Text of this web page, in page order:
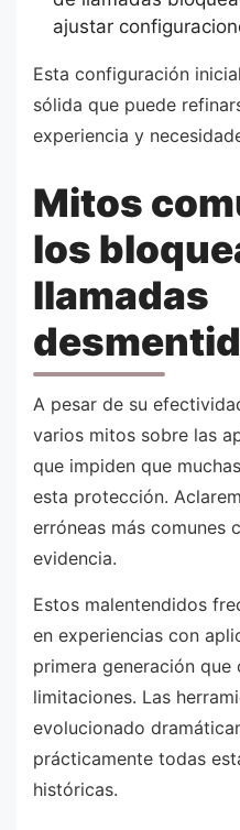
ajustar
Esta configuración
sólida que puede
experiencia y
Mitos
los
llamadas
A pesar de su
varios mitos sobre las
que impiden que
esta protección.
erróneas más comunes
evidencia.
Estos malentendidos
en experiencias con
primera generación
limitaciones. Las
evolucionado
prácticamente todas
históricas.